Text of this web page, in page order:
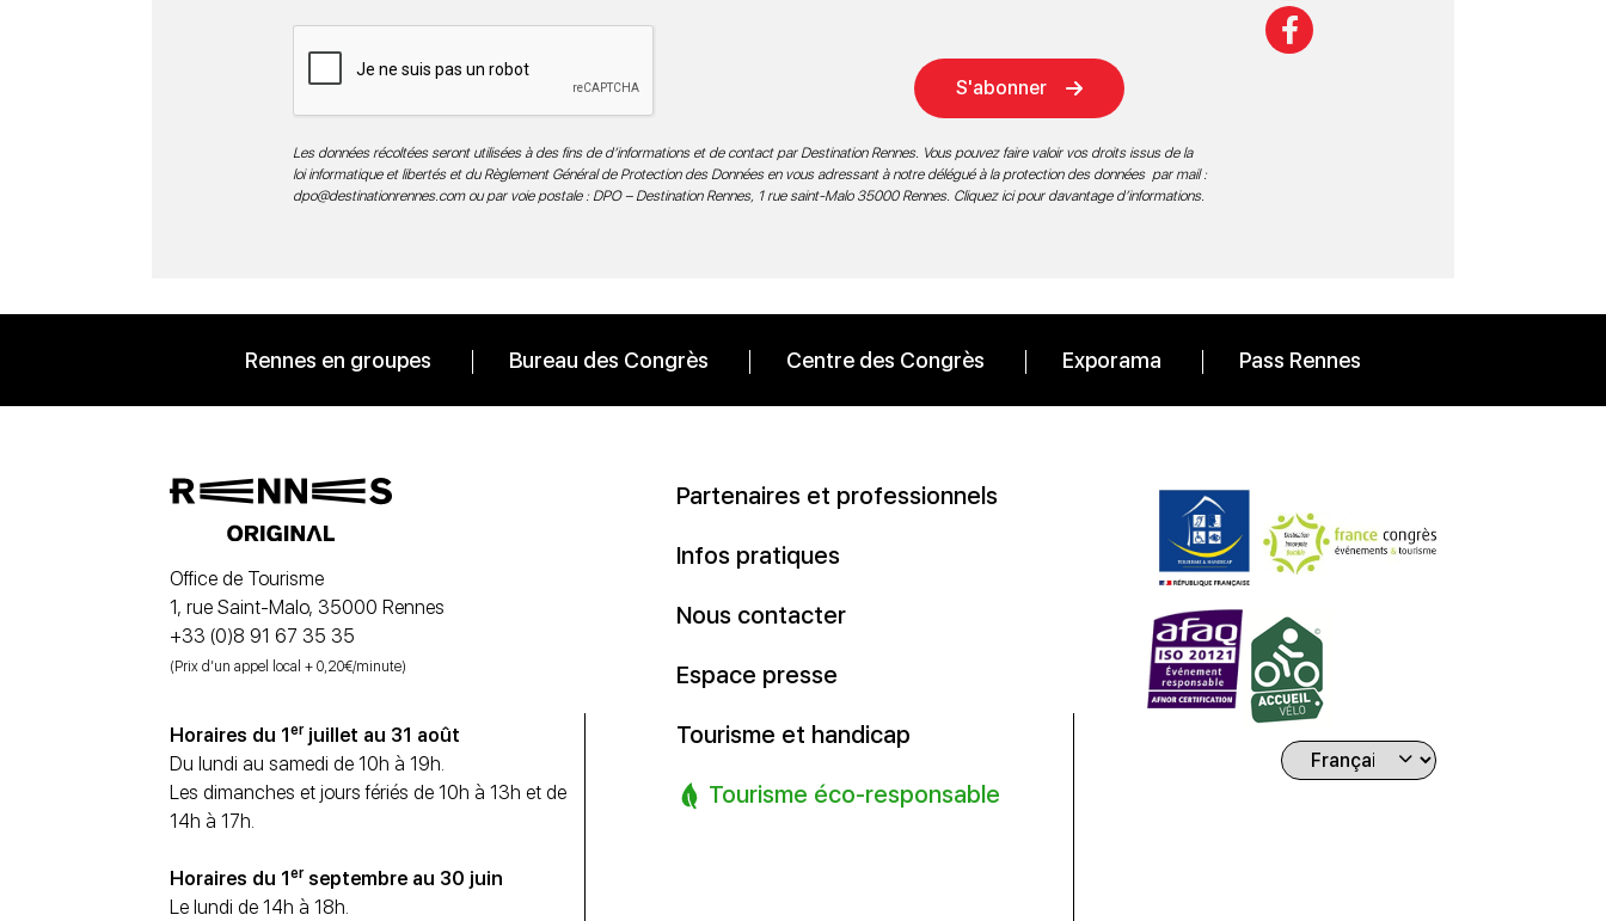
S'abonner
Les données récoltées seront utilisées à des fins de d’informations et de contact par Destination Rennes. Vous pouvez faire valoir vos droits issus de la
loi informatique et libertés et du Règlement Général de Protection des Données en vous adressant à notre délégué à la protection des données par mail :
dpo@destinationrennes.comou par voie postale : DPO – Destination Rennes, 1 rue saint-Malo 35000 Rennes. Cliquez ici pour davantage d’informations.
Rennes en groupes Bureau des Congrès Centre des Congrès Exporama Pass Rennes
Office de Tourisme
1, rue Saint-Malo, 35000 Rennes
+33 (0)8 91 67 35 35
(Prix d’un appel local + 0,20€/minute)
Horaires du 1 er juillet au 31 août
Du lundi au samedi de 10h à 19h.
Les dimanches et jours fériés de 10h à 13h et de
14h à 17h.
Horaires du 1 er septembre au 30 juin
Le lundi de 14h à 18h.
Partenaires et professionnels
Infos pratiques
Nous contacter
Espace presse
Tourisme et handicap
Tourisme éco-responsable